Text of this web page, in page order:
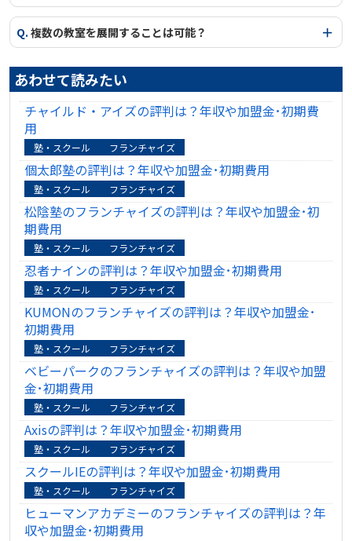
Q. 複数の教室を展開することは可能？
あわせて読みたい
チャイルド・アイズの評判は？年収や加盟金･初期費
用
塾・スクール フランチャイズ
個太郎塾の評判は？年収や加盟金･初期費用
塾・スクール フランチャイズ
松陰塾のフランチャイズの評判は？年収や加盟金･初
期費用
塾・スクール フランチャイズ
忍者ナインの評判は？年収や加盟金･初期費用
塾・スクール フランチャイズ
KUMONのフランチャイズの評判は？年収や加盟金･
初期費用
塾・スクール フランチャイズ
ベビーパークのフランチャイズの評判は？年収や加盟
金･初期費用
塾・スクール フランチャイズ
Axisの評判は？年収や加盟金･初期費用
塾・スクール フランチャイズ
スクールIEの評判は？年収や加盟金･初期費用
塾・スクール フランチャイズ
ヒューマンアカデミーのフランチャイズの評判は？年
収や加盟金･初期費用